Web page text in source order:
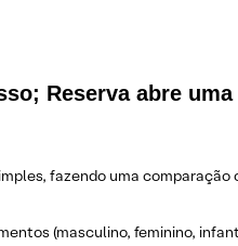
; Reserva abre
fazendo uma comparação
(masculino, feminino,